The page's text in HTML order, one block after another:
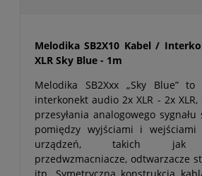
Melodika SB2X10 Kabel /
XLR Sky Blue - 1m
Melodika SB2Xxx „Sky Blue” to
interkonekt audio 2x XLR - 2x
przesyłania analogowego
pomiędzy wyjściami i wejściami
urządzeń, takich jak
przedwzmacniacze, odtwarzacze